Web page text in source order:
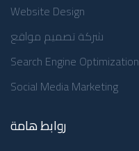
Website Design
شركة تصميم مواقع
Search Engine Optimization
Social Media Marketing
روابط هامة